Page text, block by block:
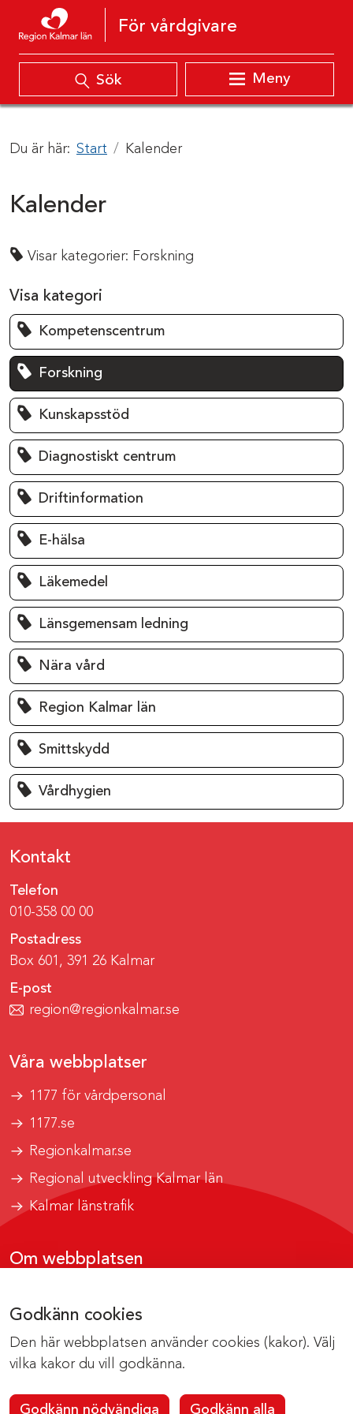
Godkänn cookies
Den här webbplatsen använder cookies (kakor). Välj
vilka kakor du vill godkänna.
Godkänn nödvändiga Godkänn alla
Hoppa till innehåll
För vårdgivare
Sök Meny
Du är här: Start Kalender
Kalender
Visar kategorier: Forskning
Visa kategori
Kompetenscentrum
Forskning
Kunskapsstöd
Diagnostiskt centrum
Driftinformation
E-hälsa
Läkemedel
Länsgemensam ledning
Nära vård
Region Kalmar län
Smittskydd
Vårdhygien
Kontakt
Telefon
010-358 00 00
Postadress
Box 601, 391 26 Kalmar
E-post
region@regionkalmar.se
Våra webbplatser
1177 för vårdpersonal
1177.se
Regionkalmar.se
Regional utveckling Kalmar län
Kalmar länstrafik
Om webbplatsen
Om cookies
Kontakta webbredaktionen